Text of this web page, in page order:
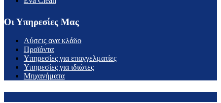
Οι Υπηρεσίες Μας
Λύσεις ανα κλάδο
Προϊόντα
Υπηρεσίες για επαγγελματίες
Υπηρεσίες για ιδιώτες
Μηχανήματα